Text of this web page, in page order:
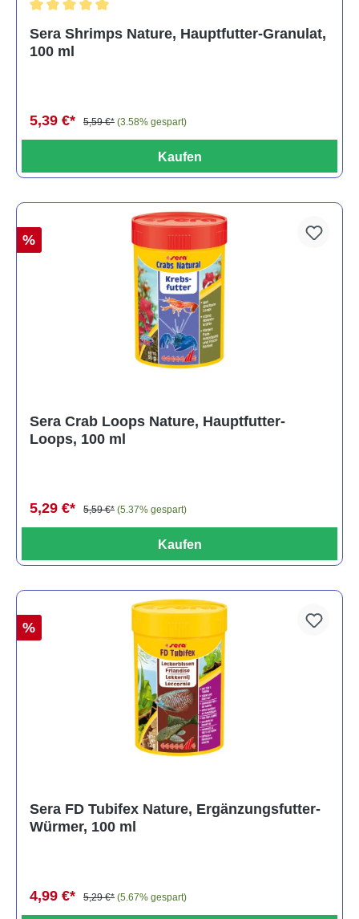
Sera Shrimps Nature, Hauptfutter-Granulat,
100 ml
5,39 €* 5,59 €* (3.58% gespart)
Kaufen
%
Sera Crab Loops Nature, Hauptfutter-
Loops, 100 ml
5,29 €* 5,59 €* (5.37% gespart)
Kaufen
%
Sera FD Tubifex Nature, Ergänzungsfutter-
Würmer, 100 ml
4,99 €* 5,29 €* (5.67% gespart)